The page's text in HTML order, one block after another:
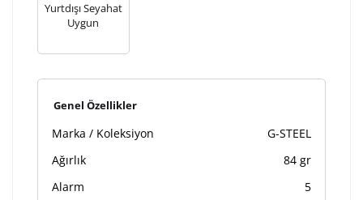
Yurtdışı Seyahat
Uygun
Genel Özellikler
Marka / Koleksiyon
G-STEEL
Ağırlık
84 gr
Alarm
5